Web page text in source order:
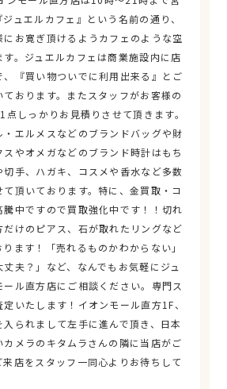
ュエルカフェ』という名前の通り、
にお寛ぎ頂けるようカフェのような空
。ジュエルカフェは商業施設内に店
『買い物ついでに利用出来る』とご
おります。またスタッフがお客様の
しっかりお見積りさせて頂きます。
エルメスなどのブランドバッグや財
やオメガなどのブランド時計はもち
手、ハガキ、コスメや香水など多数
頂いております。特に、金買取・コ
中ですので買取強化中です！！切れ
けのピアス、石が取れたリングなど
ます！「売れるものかわからない」
丈夫？」など、なんでもお気軽にジュ
ル直方店にご相談ください。専門ス
いたします！イオンモール直方1F、
入られまして左手に進んで頂き、日本
メラのキタムラさんの隣に当店がご
店をスタッフ一同心よりお待ちして